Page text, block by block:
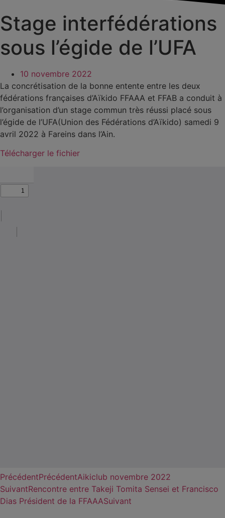
Stage interfédérations
sous l’égide de l’UFA
10 novembre 2022
La concrétisation de la bonne entente entre les deux
fédérations françaises d’Aïkido FFAAA et FFAB a conduit à
l’organisation d’un stage commun très réussi placé sous
l’égide de l’UFA(Union des Fédérations d’Aïkido) samedi 9
avril 2022 à Fareins dans l’Ain.
Télécharger le fichier
PrécédentPrécédentAikiclub novembre 2022
SuivantRencontre entre Takeji Tomita Sensei et Francisco
Dias Président de la FFAAASuivant